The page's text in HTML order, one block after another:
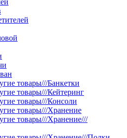
товары///Банкетки
товары///Кейтеринг
товары///Консоли
товары///Хранение
товары///Хранение///